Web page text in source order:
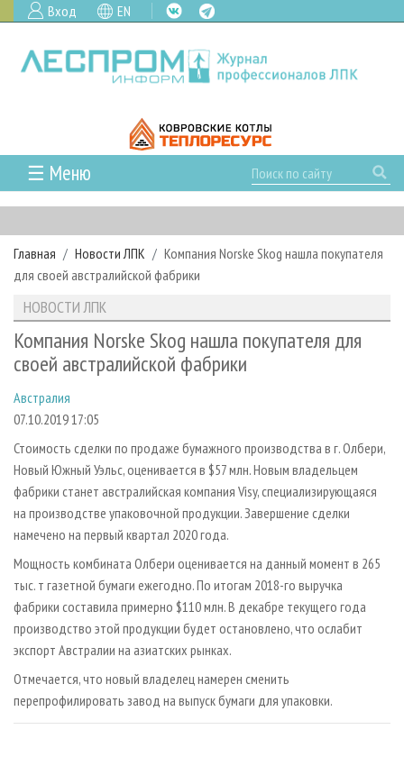
Вход EN
☰ Меню
ГЛАВНАЯ
РУБРИКИ И ТЕМЫ
РУБРИКИ ЖУРНАЛА
ЛЕСОЗАГОТОВКА
ЛЕСОПИЛЕНИЕ
СУШКА ДРЕВЕСИНЫ
ПРОИЗВОДСТВО ДРЕВЕСНЫХ ПЛИТ
ДЕРЕВЯННОЕ ДОМОСТРОЕНИЕ
ПРОИЗВОДСТВО МЕБЕЛИ
БИОЭНЕРГЕТИКА
ЦБП
ИНСТРУМЕНТ И МАТЕРИАЛЫ
НОВОСТИ
НОВОСТИ ЛПК
НОВОСТИ ЖУРНАЛА
ПРОЕКТЫ ЛПИ
АНАЛИТИКА
ПРЕДПРИЯТИЯ ЛПК
ПЕРСОНЫ
МОБИЛЬНЫЕ ВЫСТАВКИ
ОФИЦИАЛЬНЫЕ ДЕЛЕГАЦИИ
ПРИОРИТЕТНЫЕ ИНВЕСТПРОЕКТЫ
RUSSIAN FORESTRY REVIEW
ГАЗЕТА ЛЕСПРОМФОРУМ
БИБЛИОТЕКА СПЕЦИАЛИСТА
АРХИВ ЖУРНАЛОВ
О ЖУРНАЛЕ
КОНТАКТЫ
РЕКЛАМОДАТЕЛЯМ
РЕКЛАМА
РЕКЛАМА НА САЙТЕ
Главная Новости ЛПК
Компания Norske Skog нашла покупателя
для своей австралийской фабрики
НОВОСТИ ЛПК
Компания Norske Skog нашла покупателя для
своей австралийской фабрики
Австралия
07.10.2019 17:05
Стоимость сделки по продаже бумажного производства в г. Олбери,
Новый Южный Уэльс, оценивается в $57 млн. Новым владельцем
фабрики станет австралийская компания Visy, специализирующаяся
на производстве упаковочной продукции. Завершение сделки
намечено на первый квартал 2020 года.
Мощность комбината Олбери оценивается на данный момент в 265
тыс. т газетной бумаги ежегодно. По итогам 2018-го выручка
фабрики составила примерно $110 млн. В декабре текущего года
производство этой продукции будет остановлено, что ослабит
экспорт Австралии на азиатских рынках.
Отмечается, что новый владелец намерен сменить
перепрофилировать завод на выпуск бумаги для упаковки.